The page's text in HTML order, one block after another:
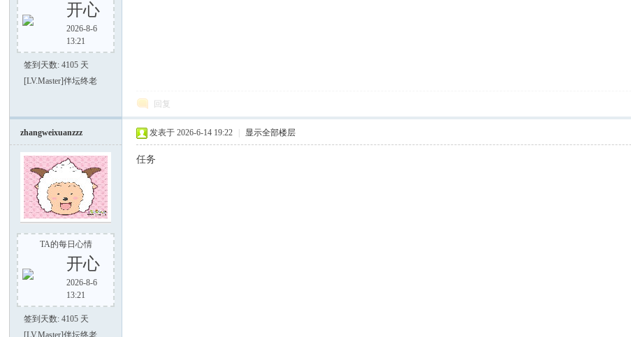
开心
2026-8-6
13:21
签到天数: 4105 天
[LV.Master]伴坛终老
回复
zhangweixuanzzz
TA的每日心情
开心
2026-8-6
13:21
签到天数: 4105 天
[LV.Master]伴坛终老
发表于 2026-6-14 19:22 显示全部楼层
任务